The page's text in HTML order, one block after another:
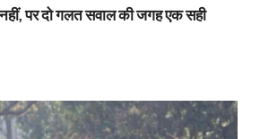
पर दो गलत सवाल की जगह एक सही